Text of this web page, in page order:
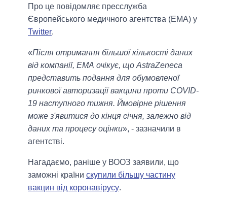
Про це повідомляє пресслужба
Європейського медичного агентства (ЕМА) у
Twitter.
«Після отримання більшої кількості даних
від компанії, ЕМА очікує, що AstraZeneca
представить подання для обумовленої
ринкової авторизації вакцини проти COVID-
19 наступного тижня. Ймовірне рішення
може з'явитися до кінця січня, залежно від
даних та процесу оцінки», - зазначили в
агентстві.
Нагадаємо, раніше у ВООЗ заявили, що
заможні країни скупили більшу частину
вакцин від коронавірусу.